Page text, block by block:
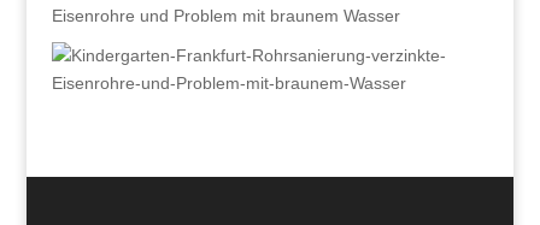
Eisenrohre und Problem mit braunem Wasser